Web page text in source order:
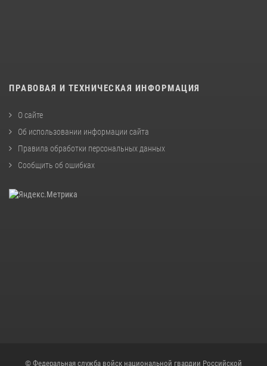
ПРАВОВАЯ И ТЕХНИЧЕСКАЯ ИНФОРМАЦИЯ
О сайте
Об использовании информации сайта
Правила обработки персональных данных
Сообщить об ошибках
© Федеральная служба войск национальной гвардии Российской